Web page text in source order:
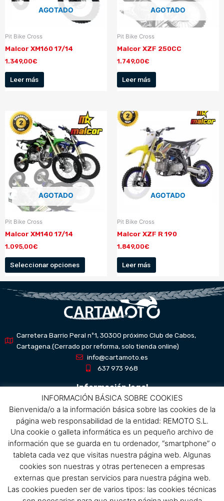
AGOTADO
Pit Bike Cross
Malcor XM160 17/14
1.349,00€
Leer más
AGOTADO
Pit Bike Cross
Malcor XZF 250CC
1.749,00€
Leer más
AGOTADO
Pit Bike Cross
Malcor XM140 17/14
1.095,00€
Seleccionar opciones
AGOTADO
Pit Bike Cross
Malcor XZF R 190
1.849,00€
Leer más
Carretera Barrio Peral nº1, 30300 próximo Club de Cabos,
Cartagena.(Cerrado por reforma, solo tienda online)
info@cartamoto.es
637 973 968
Información legal
Aviso Legal
Política de privacidad
Política de protección de datos
Política de cookies
Condiciones de compra
Menú
INFORMACIÓN BÁSICA SOBRE COOKIES
Bienvenida/o a la información básica sobre las cookies de la
página web responsabilidad de la entidad: REMOTO S.L.
Una cookie o galleta informática es un pequeño archivo de
información que se guarda en tu ordenador, “smartphone” o
tableta cada vez que visitas nuestra página web. Algunas
cookies son nuestras y otras pertenecen a empresas
externas que prestan servicios para nuestra página web.
Las cookies pueden ser de varios tipos: las cookies técnicas